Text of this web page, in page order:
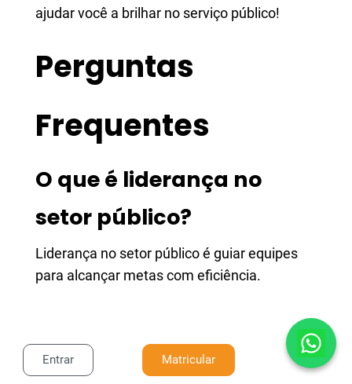
ajudar você a brilhar no serviço público!
Perguntas
Frequentes
O que é liderança no
setor público?
Liderança no setor público é guiar equipes
para alcançar metas com eficiência.
Por que a liderança é
Entrar Matricular